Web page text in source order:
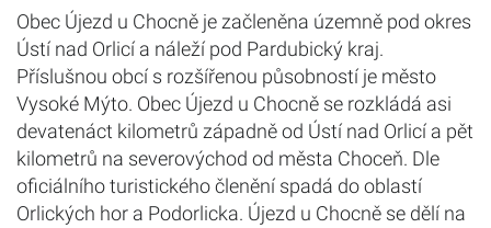
Obec Újezd u Chocně je začleněna územně pod okres
Ústí nad Orlicí a náleží pod Pardubický kraj.
Příslušnou obcí s rozšířenou působností je město
Vysoké Mýto. Obec Újezd u Chocně se rozkládá asi
devatenáct kilometrů západně od Ústí nad Orlicí a pět
kilometrů na severovýchod od města Choceň. Dle
oficiálního turistického členění spadá do oblastí
Orlických hor a Podorlicka. Újezd u Chocně se dělí na